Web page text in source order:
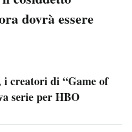
dovrà essere
i creatori di “Game of
serie per HBO